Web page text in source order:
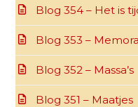
Blog 354 – Het is
Blog 353 –
Blog 352 – Massa’s
Blog 351 – Maatjes